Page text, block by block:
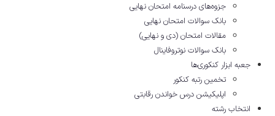
جزوه‌های درسنامه امتحان نهایی
بانک سوالات امتحان نهایی
مقالات امتحان (دی و نهایی)
بانک سوالات نوتروفاینال
جعبه ابزار کنکوری‌ها
تخمین رتبه کنکور
اپلیکیشن درس خواندن رقابتی
انتخاب رشته